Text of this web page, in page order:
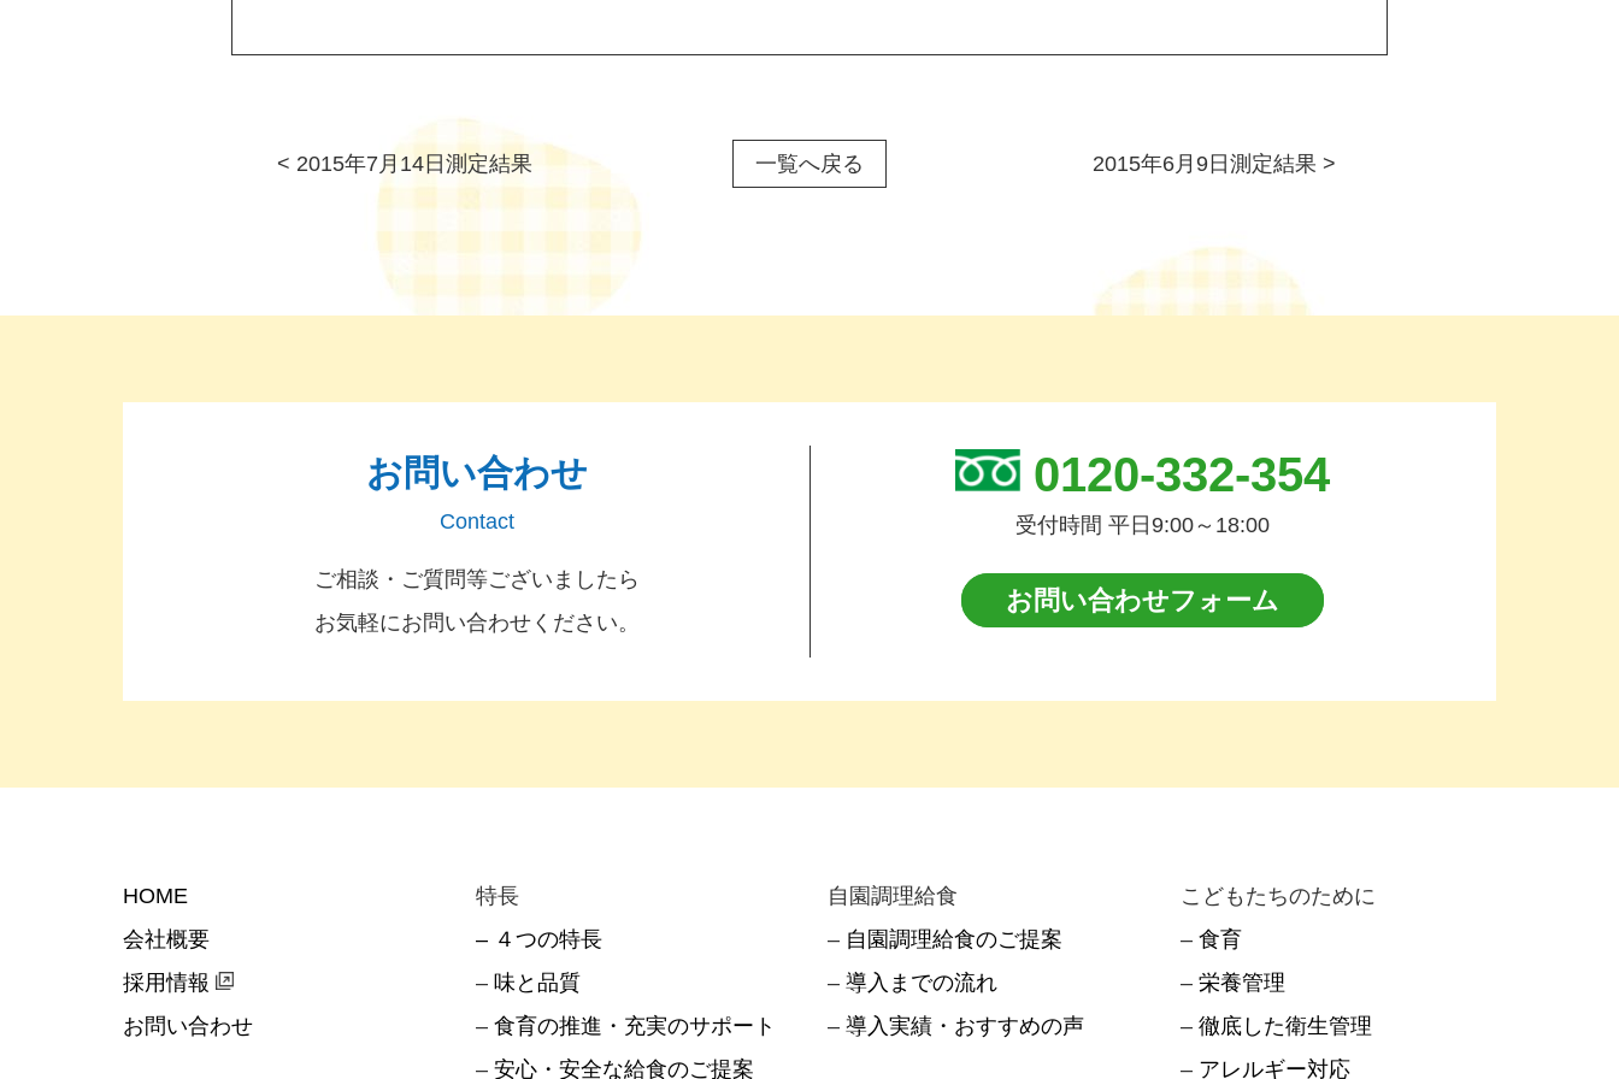
< 2015年7月14日測定結果 一覧へ戻る 2015年6月9日測定結果 >
お問い合わせ
Contact
ご相談・ご質問等ございましたら
お気軽にお問い合わせください。
0120-332-354
受付時間 平日9:00～18:00
お問い合わせフォーム
HOME
会社概要
採用情報
お問い合わせ
特長
– ４つの特長
– 味と品質
– 食育の推進・充実のサポート
– 安心・安全な給食のご提案
自園調理給食
– 自園調理給食のご提案
–導入までの流れ
–導入実績・おすすめの声
こどもたちのために
– 食育
– 栄養管理
– 徹底した衛生管理
– アレルギー対応